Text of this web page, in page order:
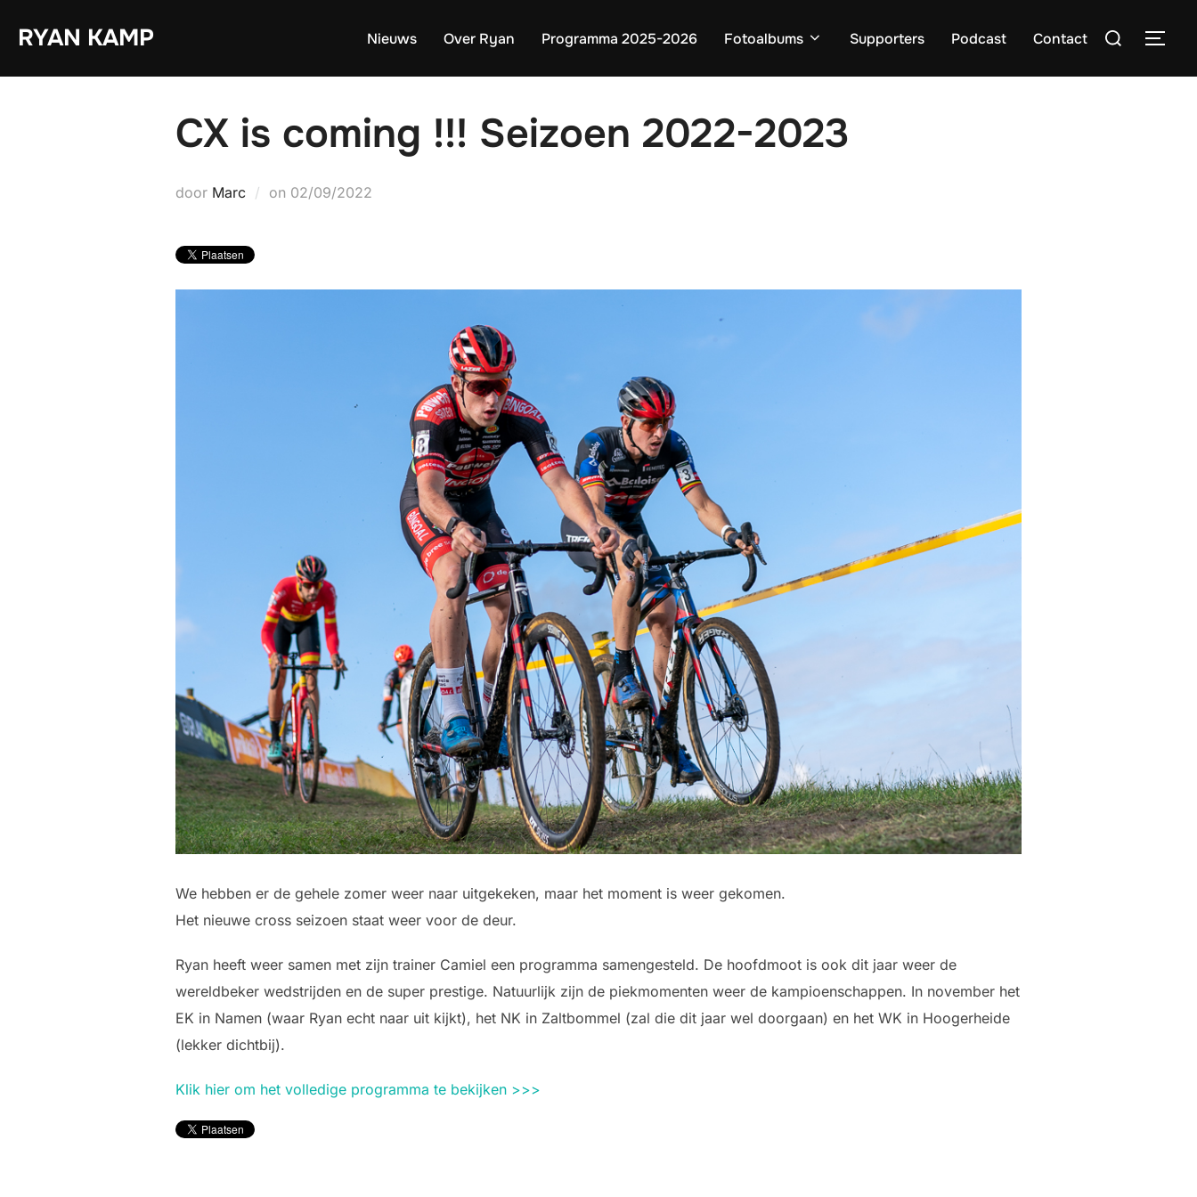
naarRYAN KAMP Nieuws Over Ryan Programma 2025-2026 Fotoalbums Supporters Podcast Contact
Zoek
CX is coming !!! Seizoen 2022-2023
door Marc on Geplaatst
02/09/2022
We hebben er de gehele zomer weer naar uitgekeken, maar het moment is weer gekomen.
Het nieuwe cross seizoen staat weer voor de deur.
Ryan heeft weer samen met zijn trainer Camiel een programma samengesteld. De hoofdmoot is ook dit jaar weer de
wereldbeker wedstrijden en de super prestige. Natuurlijk zijn de piekmomenten weer de kampioenschappen. In november het
EK in Namen (waar Ryan echt naar uit kijkt), het NK in Zaltbommel (zal die dit jaar wel doorgaan) en het WK in Hoogerheide
(lekker dichtbij).
Klik hier om het volledige programma te bekijken >>>